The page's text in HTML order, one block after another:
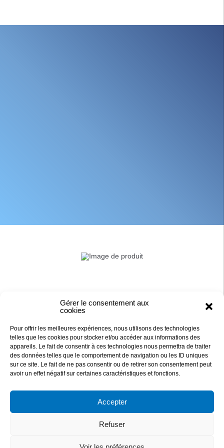
Gérer le consentement aux
cookies
Pour offrir les meilleures expériences, nous utilisons des technologies
telles que les cookies pour stocker et/ou accéder aux informations des
appareils. Le fait de consentir à ces technologies nous permettra de traiter
des données telles que le comportement de navigation ou les ID uniques
sur ce site. Le fait de ne pas consentir ou de retirer son consentement peut
avoir un effet négatif sur certaines caractéristiques et fonctions.
Accepter
Refuser
DAQUA
829 876 705 R.C.S NANTES